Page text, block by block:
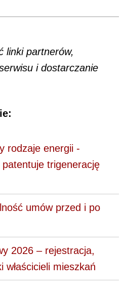
linki partnerów,
i dostarczanie
rodzaje energii -
trigenerację
umów przed i po
2026 – rejestracja,
właścicieli mieszkań